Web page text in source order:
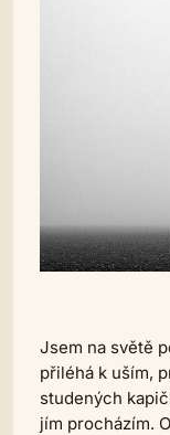
Jsem na světě
přiléhá k uším,
studených
jím procházím.